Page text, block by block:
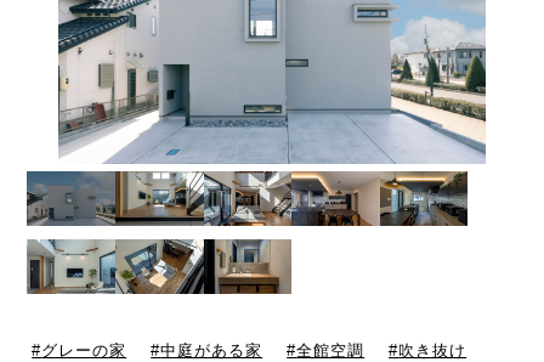
グレーの家 中庭がある家 全館空調 吹き抜け